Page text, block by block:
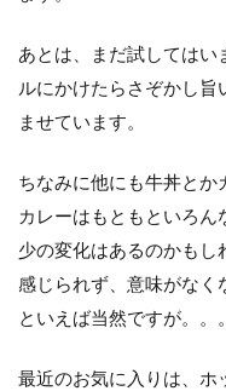
あとは、まだ試してはい
ルにかけたらさぞかし
ませています。
ちなみに他にも牛丼とか
カレーはもともといろ
少の変化はあるのかも
感じられず、意味がなく
といえば当然ですが。。
最近のお気に入りは、ホ